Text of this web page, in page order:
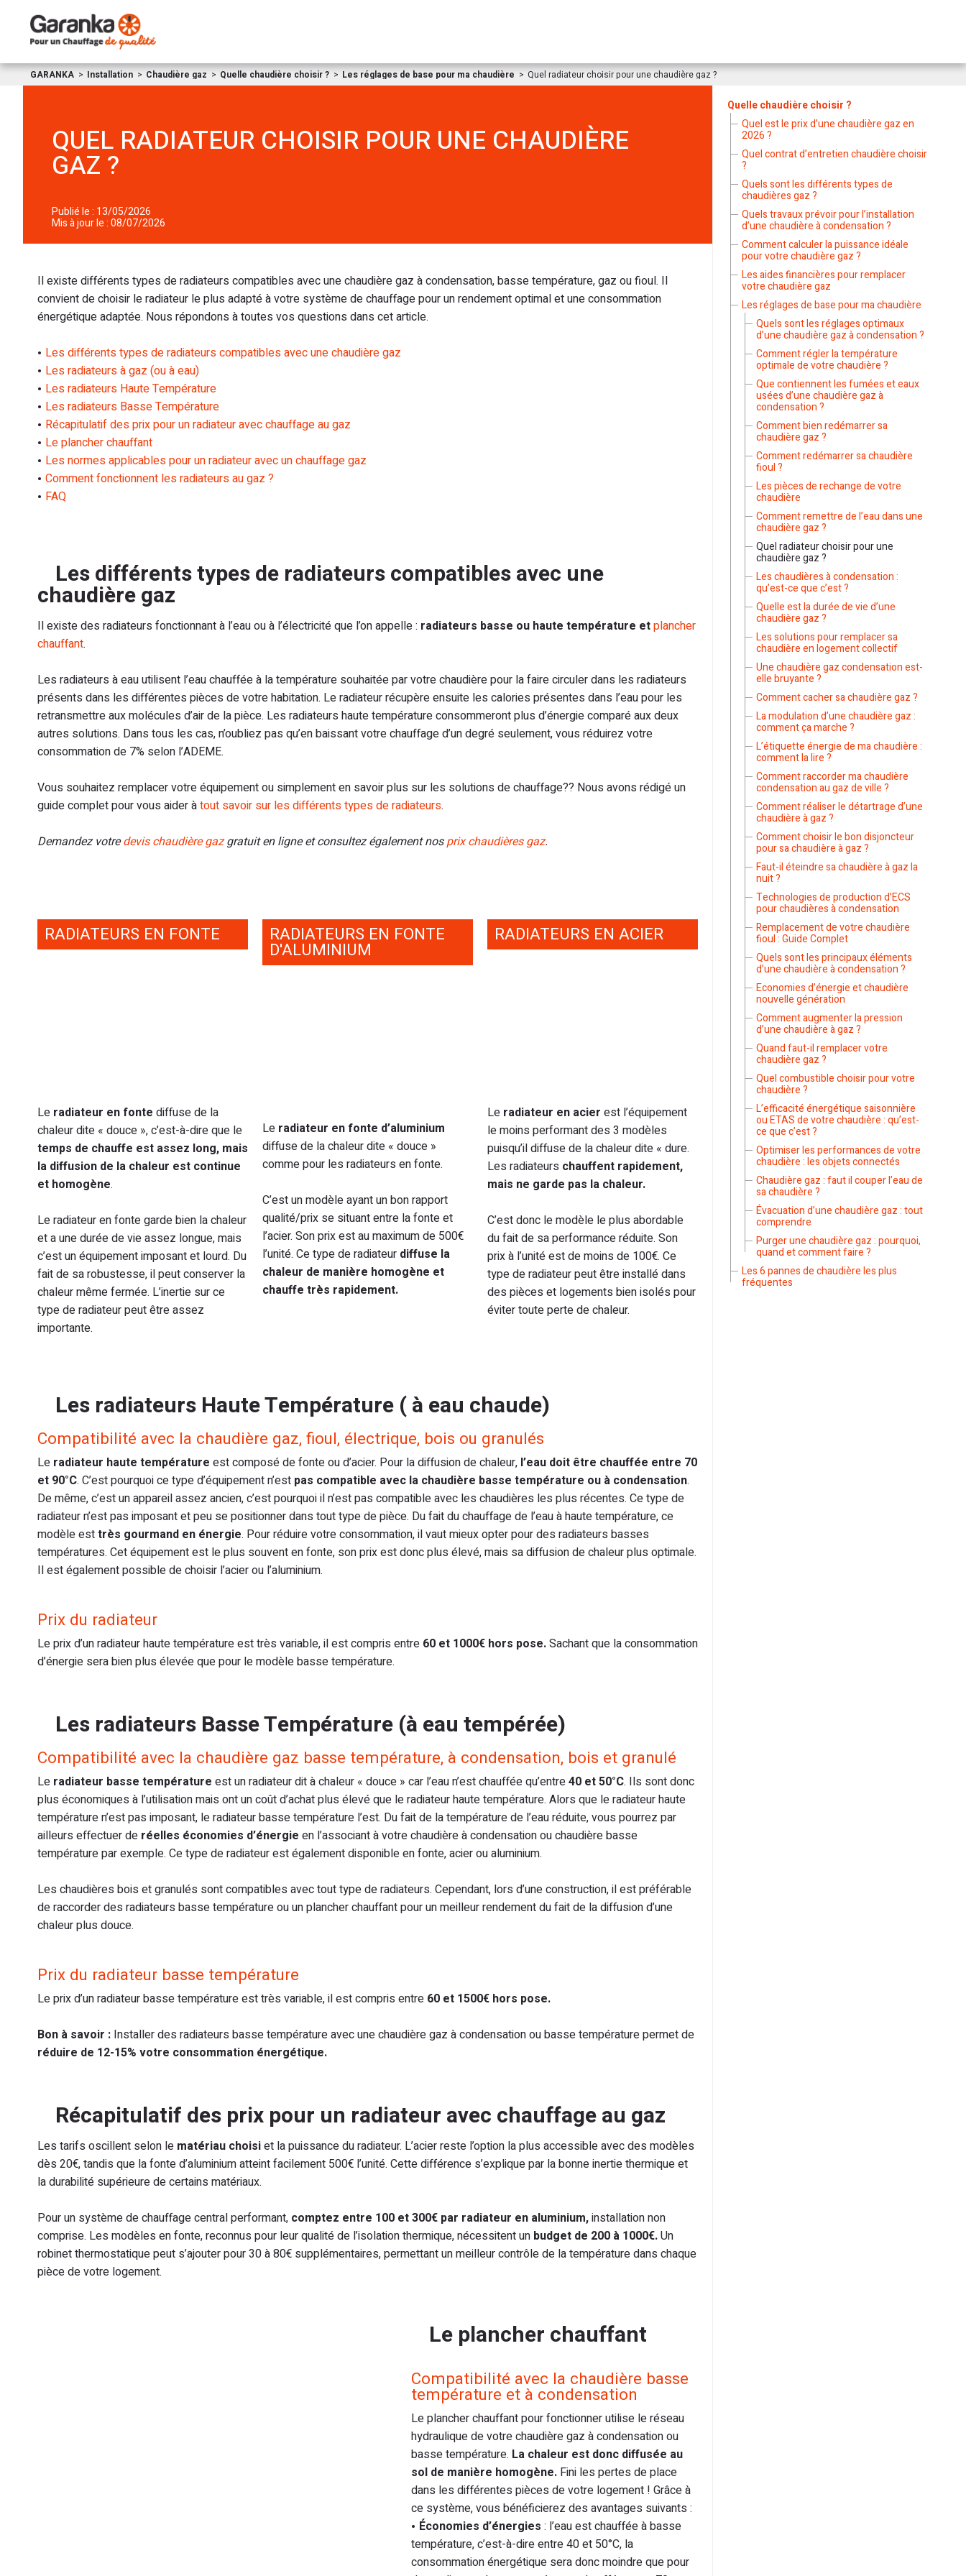
GARANKA Installation Chaudière gaz Quelle chaudière choisir ? Les réglages de base pour ma chaudière Quel radiateur choisir pour une chaudière gaz ?
QUEL RADIATEUR CHOISIR POUR UNE CHAUDIÈRE
GAZ ?
Publié le : 13/05/2026
Mis à jour le : 08/07/2026
Il existe différents types de radiateurs compatibles avec une chaudière gaz à condensation, basse température, gaz ou fioul. Il
convient de choisir le radiateur le plus adapté à votre système de chauffage pour un rendement optimal et une consommation
énergétique adaptée. Nous répondons à toutes vos questions dans cet article.
Les différents types de radiateurs compatibles avec une chaudière gaz
Les radiateurs à gaz (ou à eau)
Les radiateurs Haute Température
Les radiateurs Basse Température
Récapitulatif des prix pour un radiateur avec chauffage au gaz
Le plancher chauffant
Les normes applicables pour un radiateur avec un chauffage gaz
Comment fonctionnent les radiateurs au gaz ?
FAQ
Les différents types de radiateurs compatibles avec une
chaudière gaz
Il existe des radiateurs fonctionnant à l’eau ou à l’électricité que l’on appelle : radiateurs basse ou haute température etplancher
chauffant.
Les radiateurs à eau utilisent l’eau chauffée à la température souhaitée par votre chaudière pour la faire circuler dans les radiateurs
présents dans les différentes pièces de votre habitation. Le radiateur récupère ensuite les calories présentes dans l’eau pour les
retransmettre aux molécules d’air de la pièce. Les radiateurs haute température consommeront plus d’énergie comparé aux deux
autres solutions. Dans tous les cas, n’oubliez pas qu’en baissant votre chauffage d’un degré seulement, vous réduirez votre
consommation de 7% selon l’ADEME.
Vous souhaitez remplacer votre équipement ou simplement en savoir plus sur les solutions de chauffage?? Nous avons rédigé un
guide complet pour vous aider àtout savoir sur les différents types de radiateurs.
Demandez votredevis chaudière gazgratuit en ligne et consultez également nosprix chaudières gaz.
RADIATEURS EN FONTE
Le radiateur en fonte diffuse de la
chaleur dite « douce », c’est-à-dire que le
temps de chauffe est assez long, mais
la diffusion de la chaleur est continue
et homogène.
Le radiateur en fonte garde bien la chaleur
et a une durée de vie assez longue, mais
c’est un équipement imposant et lourd. Du
fait de sa robustesse, il peut conserver la
chaleur même fermée. L’inertie sur ce
type de radiateur peut être assez
importante.
RADIATEURS EN FONTE
D'ALUMINIUM
Le radiateur en fonte d’aluminium
diffuse de la chaleur dite « douce »
comme pour les radiateurs en fonte.
C’est un modèle ayant un bon rapport
qualité/prix se situant entre la fonte et
l’acier. Son prix est au maximum de 500€
l’unité. Ce type de radiateur diffuse la
chaleur de manière homogène et
chauffe très rapidement.
RADIATEURS EN ACIER
Le radiateur en acier est l’équipement
le moins performant des 3 modèles
puisqu’il diffuse de la chaleur dite « dure.
Les radiateurs chauffent rapidement,
mais ne garde pas la chaleur.
C’est donc le modèle le plus abordable
du fait de sa performance réduite. Son
prix à l’unité est de moins de 100€. Ce
type de radiateur peut être installé dans
des pièces et logements bien isolés pour
éviter toute perte de chaleur.
Les radiateurs Haute Température ( à eau chaude)
Compatibilité avec la chaudière gaz, fioul, électrique, bois ou granulés
Le radiateur haute température est composé de fonte ou d’acier. Pour la diffusion de chaleur, l’eau doit être chauffée entre 70
et 90°C. C’est pourquoi ce type d’équipement n’est pas compatible avec la chaudière basse température ou à condensation.
De même, c’est un appareil assez ancien, c’est pourquoi il n’est pas compatible avec les chaudières les plus récentes. Ce type de
radiateur n’est pas imposant et peu se positionner dans tout type de pièce. Du fait du chauffage de l’eau à haute température, ce
modèle esttrès gourmand en énergie. Pour réduire votre consommation, il vaut mieux opter pour des radiateurs basses
températures. Cet équipement est le plus souvent en fonte, son prix est donc plus élevé, mais sa diffusion de chaleur plus optimale.
Il est également possible de choisir l’acier ou l’aluminium.
Prix du radiateur
Le prix d’un radiateur haute température est très variable, il est compris entre 60 et 1000€ hors pose.Sachant que la consommation
d’énergie sera bien plus élevée que pour le modèle basse température.
Les radiateurs Basse Température (à eau tempérée)
Compatibilité avec la chaudière gaz basse température, à condensation, bois et granulé
Le radiateur basse température est un radiateur dit à chaleur « douce » car l’eau n’est chauffée qu’entre40 et 50°C. Ils sont donc
plus économiques à l’utilisation mais ont un coût d’achat plus élevé que le radiateur haute température. Alors que le radiateur haute
température n’est pas imposant, le radiateur basse température l’est. Du fait de la température de l’eau réduite, vous pourrez par
ailleurs effectuer de réelles économies d’énergie en l’associant à votre chaudière à condensation ou chaudière basse
température par exemple. Ce type de radiateur est également disponible en fonte, acier ou aluminium.
Les chaudières bois et granulés sont compatibles avec tout type de radiateurs. Cependant, lors d’une construction, il est préférable
de raccorder des radiateurs basse température ou un plancher chauffant pour un meilleur rendement du fait de la diffusion d’une
chaleur plus douce.
Prix du radiateur basse température
Le prix d’un radiateur basse température est très variable, il est compris entre 60 et 1500€ hors pose.
Bon à savoir : Installer des radiateurs basse température avec une chaudière gaz à condensation ou basse température permet de
réduire de 12-15% votre consommation énergétique.
Récapitulatif des prix pour un radiateur avec chauffage au gaz
Les tarifs oscillent selon le matériau choisiet la puissance du radiateur. L’acier reste l’option la plus accessible avec des modèles
dès 20€, tandis que la fonte d’aluminium atteint facilement 500€ l’unité. Cette différence s’explique par la bonne inertie thermique et
la durabilité supérieure de certains matériaux.
Pour un système de chauffage central performant, comptez entre 100 et 300€ par radiateur en aluminium,installation non
comprise. Les modèles en fonte, reconnus pour leur qualité de l’isolation thermique, nécessitent un budget de 200 à 1000€.Un
robinet thermostatique peut s’ajouter pour 30 à 80€ supplémentaires, permettant un meilleur contrôle de la température dans chaque
pièce de votre logement.
Le plancher chauffant
Compatibilité avec la chaudière basse
température et à condensation
Le plancher chauffant pour fonctionner utilise le réseau
hydraulique de votre chaudière gaz à condensation ou
basse température. La chaleur est donc diffusée au
sol de manière homogène.Fini les pertes de place
dans les différentes pièces de votre logement ! Grâce à
ce système, vous bénéficierez des avantages suivants :
Économies d’énergies : l’eau est chauffée à basse
température, c’est-à-dire entre 40 et 50°C, la
consommation énergétique sera donc moindre que pour
Quelle chaudière choisir ?
Quel est le prix d’une chaudière gaz en
2026 ?
Quel contrat d’entretien chaudière choisir
?
Quels sont les différents types de
chaudières gaz ?
Quels travaux prévoir pour l’installation
d’une chaudière à condensation ?
Comment calculer la puissance idéale
pour votre chaudière gaz ?
Les aides financières pour remplacer
votre chaudière gaz
Les réglages de base pour ma chaudière
Quels sont les réglages optimaux
d’une chaudière gaz à condensation ?
Comment régler la température
optimale de votre chaudière ?
Que contiennent les fumées et eaux
usées d’une chaudière gaz à
condensation ?
Comment bien redémarrer sa
chaudière gaz ?
Comment redémarrer sa chaudière
fioul ?
Les pièces de rechange de votre
chaudière
Comment remettre de l’eau dans une
chaudière gaz ?
Quel radiateur choisir pour une
chaudière gaz ?
Les chaudières à condensation :
qu’est-ce que c’est ?
Quelle est la durée de vie d’une
chaudière gaz ?
Les solutions pour remplacer sa
chaudière en logement collectif
Une chaudière gaz condensation est-
elle bruyante ?
Comment cacher sa chaudière gaz ?
La modulation d’une chaudière gaz :
comment ça marche ?
L’étiquette énergie de ma chaudière :
comment la lire ?
Comment raccorder ma chaudière
condensation au gaz de ville ?
Comment réaliser le détartrage d’une
chaudière à gaz ?
Comment choisir le bon disjoncteur
pour sa chaudière à gaz ?
Faut-il éteindre sa chaudière à gaz la
nuit ?
Technologies de production d’ECS
pour chaudières à condensation
Remplacement de votre chaudière
fioul : Guide Complet
Quels sont les principaux éléments
d’une chaudière à condensation ?
Economies d’énergie et chaudière
nouvelle génération
Comment augmenter la pression
d’une chaudière à gaz ?
Quand faut-il remplacer votre
chaudière gaz ?
Quel combustible choisir pour votre
chaudière ?
L’efficacité énergétique saisonnière
ou ETAS de votre chaudière : qu’est-
ce que c’est ?
Optimiser les performances de votre
chaudière : les objets connectés
Chaudière gaz : faut il couper l’eau de
sa chaudière ?
Évacuation d’une chaudière gaz : tout
comprendre
Purger une chaudière gaz : pourquoi,
quand et comment faire ?
Les 6 pannes de chaudière les plus
fréquentes